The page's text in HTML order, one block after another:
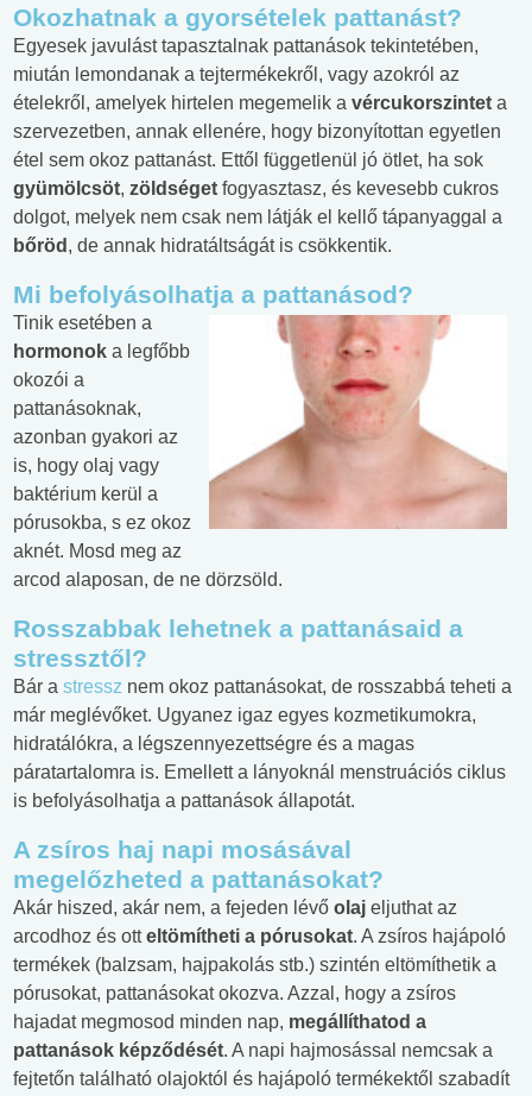
Okozhatnak a gyorsételek pattanást?
Egyesek javulást tapasztalnak pattanások tekintetében,
miután lemondanak a tejtermékekről, vagy azokról az
ételekről, amelyek hirtelen megemelik a vércukorszintet a
szervezetben, annak ellenére, hogy bizonyítottan egyetlen
étel sem okoz pattanást. Ettől függetlenül jó ötlet, ha sok
gyümölcsöt, zöldséget fogyasztasz, és kevesebb cukros
dolgot, melyek nem csak nem látják el kellő tápanyaggal a
bőröd , de annak hidratáltságát is csökkentik.
Mi befolyásolhatja a pattanásod?
Tinik esetében a
hormonok a legfőbb
okozói a
pattanásoknak,
azonban gyakori az
is, hogy olaj vagy
baktérium kerül a
pórusokba, s ez okoz
aknét. Mosd meg az
arcod alaposan, de ne dörzsöld.
Rosszabbak lehetnek a pattanásaid a
stressztől?
Bár a stressz nem okoz pattanásokat, de rosszabbá teheti a
már meglévőket. Ugyanez igaz egyes kozmetikumokra,
hidratálókra, a légszennyezettségre és a magas
páratartalomra is. Emellett a lányoknál menstruációs ciklus
is befolyásolhatja a pattanások állapotát.
A zsíros haj napi mosásával
megelőzheted a pattanásokat?
Akár hiszed, akár nem, a fejeden lévő olaj eljuthat az
arcodhoz és otteltömítheti a pórusokat. A zsíros hajápoló
termékek (balzsam, hajpakolás stb.) szintén eltömíthetik a
pórusokat, pattanásokat okozva. Azzal, hogy a zsíros
hajadat megmosod minden nap, megállíthatod a
pattanások képződését. A napi hajmosással nemcsak a
fejtetőn található olajoktól és hajápoló termékektől szabadít